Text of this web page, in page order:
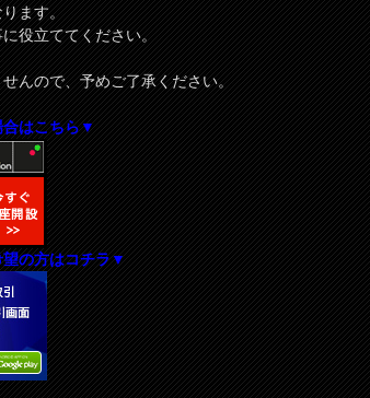
ます。
役立ててください。
んので、予めご了承ください。
合はこちら▼
望の方はコチラ▼